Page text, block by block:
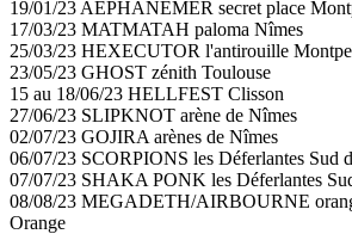
19/01/23 AEPHANEMER secret place
17/03/23 MATMATAH paloma Nîmes
25/03/23 HEXECUTOR l'antirouille
23/05/23 GHOST zénith Toulouse
15 au 18/06/23 HELLFEST Clisson
27/06/23 SLIPKNOT arène de Nîmes
02/07/23 GOJIRA arènes de Nîmes
06/07/23 SCORPIONS les Déferlantes Sud
07/07/23 SHAKA PONK les Déferlantes
08/08/23 MEGADETH/AIRBOURNE
Orange